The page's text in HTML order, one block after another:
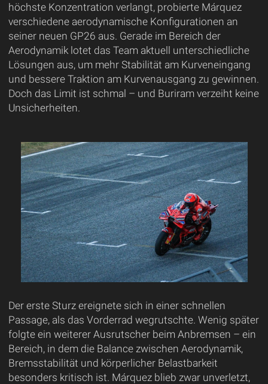
höchste Konzentration verlangt, probierte Márquez
verschiedene aerodynamische Konfigurationen an
seiner neuen GP26 aus. Gerade im Bereich der
Aerodynamik lotet das Team aktuell unterschiedliche
Lösungen aus, um mehr Stabilität am Kurveneingang
und bessere Traktion am Kurvenausgang zu gewinnen.
Doch das Limit ist schmal – und Buriram verzeiht keine
Unsicherheiten.
Der erste Sturz ereignete sich in einer schnellen
Passage, als das Vorderrad wegrutschte. Wenig später
folgte ein weiterer Ausrutscher beim Anbremsen – ein
Bereich, in dem die Balance zwischen Aerodynamik,
Bremsstabilität und körperlicher Belastbarkeit
besonders kritisch ist. Márquez blieb zwar unverletzt,